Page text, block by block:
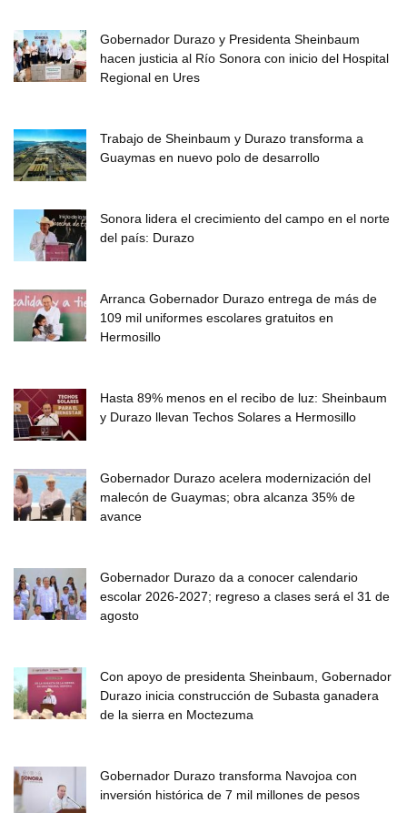
Gobernador Durazo y Presidenta Sheinbaum
hacen justicia al Río Sonora con inicio del Hospital
Regional en Ures
Trabajo de Sheinbaum y Durazo transforma a
Guaymas en nuevo polo de desarrollo
Sonora lidera el crecimiento del campo en el norte
del país: Durazo
Arranca Gobernador Durazo entrega de más de
109 mil uniformes escolares gratuitos en
Hermosillo
Hasta 89% menos en el recibo de luz: Sheinbaum
y Durazo llevan Techos Solares a Hermosillo
Gobernador Durazo acelera modernización del
malecón de Guaymas; obra alcanza 35% de
avance
Gobernador Durazo da a conocer calendario
escolar 2026-2027; regreso a clases será el 31 de
agosto
Con apoyo de presidenta Sheinbaum, Gobernador
Durazo inicia construcción de Subasta ganadera
de la sierra en Moctezuma
Gobernador Durazo transforma Navojoa con
inversión histórica de 7 mil millones de pesos